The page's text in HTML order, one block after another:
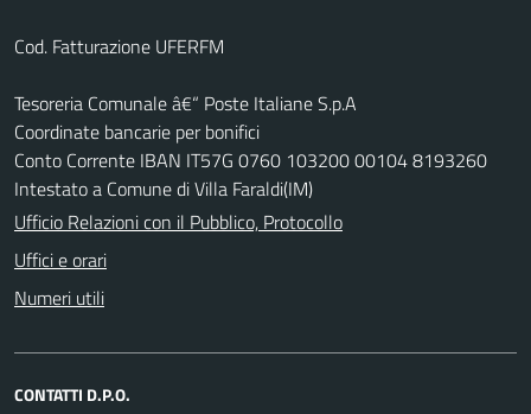
Cod. Fatturazione UFERFM
Tesoreria Comunale â€“ Poste Italiane S.p.A
Coordinate bancarie per bonifici
Conto Corrente IBAN IT57G 0760 103200 00104 8193260
Intestato a Comune di Villa Faraldi(IM)
Ufficio Relazioni con il Pubblico, Protocollo
Uffici e orari
Numeri utili
CONTATTI D.P.O.